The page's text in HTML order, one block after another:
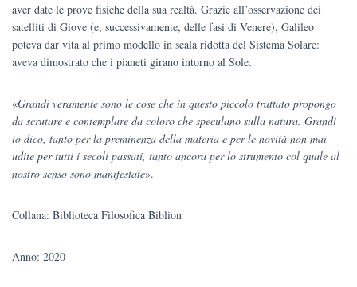
aver date le prove fisiche della sua realtà. Grazie all’osservazione dei
satelliti di Giove (e, successivamente, delle fasi di Venere), Galileo
poteva dar vita al primo modello in scala ridotta del Sistema Solare:
aveva dimostrato che i pianeti girano intorno al Sole.
«Grandi veramente sono le cose che in questo piccolo trattato propongo
da scrutare e contemplare da coloro che speculano sulla natura. Grandi
io dico, tanto per la preminenza della materia e per le novità non mai
udite per tutti i secoli passati, tanto ancora per lo strumento col quale al
nostro senso sono manifestate».
Collana: Biblioteca Filosofica Biblion
Anno: 2020